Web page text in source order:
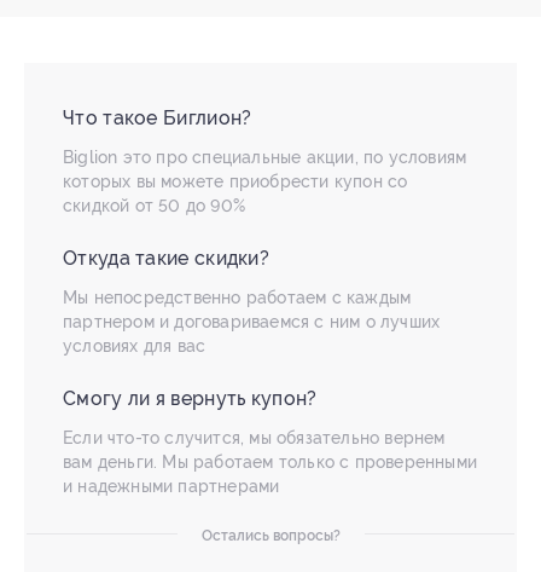
Что такое Биглион?
Biglion это про специальные акции, по условиям
которых вы можете приобрести купон со
скидкой от 50 до 90%
Откуда такие скидки?
Мы непосредственно работаем с каждым
партнером и договариваемся с ним о лучших
условиях для вас
Смогу ли я вернуть купон?
Если что-то случится, мы обязательно вернем
вам деньги. Мы работаем только с проверенными
и надежными партнерами
Остались вопросы?